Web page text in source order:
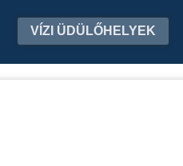
VÍZI ÜDÜLŐHELYEK